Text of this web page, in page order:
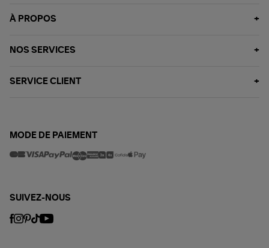
À PROPOS
NOS SERVICES
SERVICE CLIENT
MODE DE PAIEMENT
SUIVEZ-NOUS